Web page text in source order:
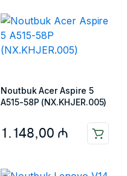
Noutbuk Acer Aspire 5
A515-58P (NX.KHJER.005)
1.148,00 ₼